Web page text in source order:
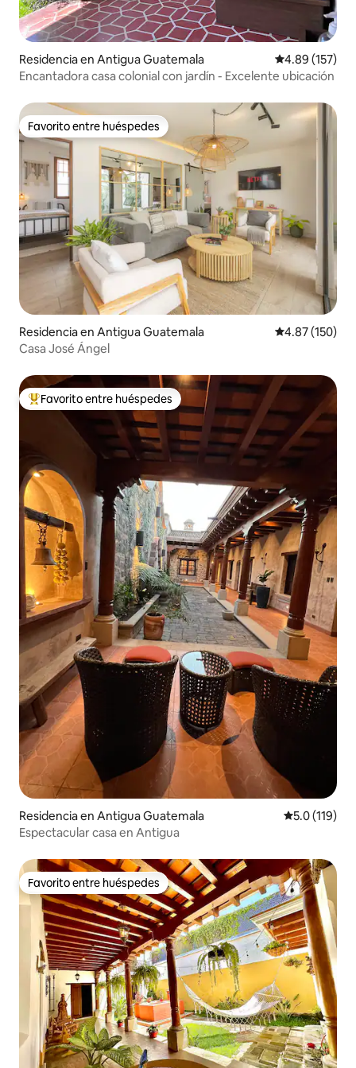
Residencia en Antigua Guatemala Calificación
4.89 (157)
Encantadora casa colonial con jardín - Excelente ubicación
Favorito entre huéspedes
Favorito entre huéspedes
Residencia en Antigua Guatemala Calificación
4.87 (150)
Casa José Ángel
De los mejores en Favorito entre huéspedes
Favorito entre huéspedes
Residencia en Antigua Guatemala Calificación
5.0 (119)
Espectacular casa en Antigua
Favorito entre huéspedes
Favorito entre huéspedes